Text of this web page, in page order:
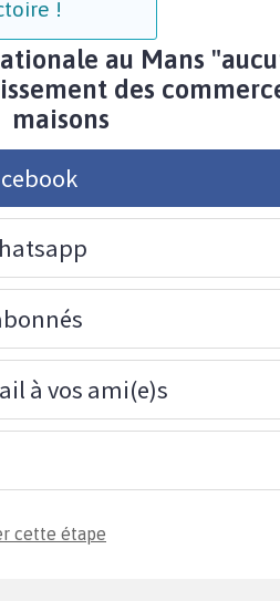
!
au Mans
des
maisons
à vos ami(e)s
cette étape